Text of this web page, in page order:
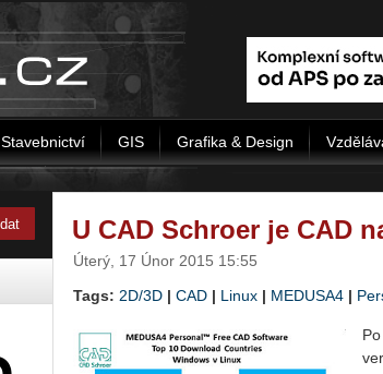
Stavebnictví GIS Grafika & Design
U CAD Schroer je CAD
Úterý, 17 Únor 2015 15:55
Tags: 2D/3D | CAD | Linux | MEDUSA4 |